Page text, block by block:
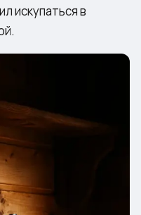
искупаться в